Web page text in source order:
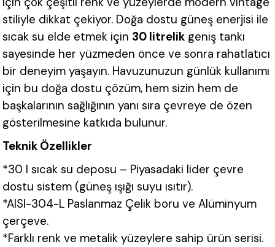
stiliyle dikkat çekiyor. Doğa dostu güneş enerjisi ile
sıcak su elde etmek için 30 litrelik geniş tankı
sayesinde her yüzmeden önce ve sonra rahatlatıcı
bir deneyim yaşayın. Havuzunuzun günlük kullanımı
için bu doğa dostu çözüm, hem sizin hem de
başkalarının sağlığının yanı sıra çevreye de özen
gösterilmesine katkıda bulunur.
Teknik Özellikler
*30 l sıcak su deposu – Piyasadaki lider çevre
dostu sistem (güneş ışığı suyu ısıtır).
*AISI-304-L Paslanmaz Çelik boru ve Alüminyum
çerçeve.
*Farklı renk ve metalik yüzeylere sahip ürün serisi.